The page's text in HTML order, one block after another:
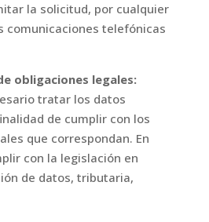
la solicitud, por cualquier
comunicaciones telefónicas
obligaciones legales:
tratar los datos
de cumplir con los
que correspondan. En
con la legislación en
de datos, tributaria,